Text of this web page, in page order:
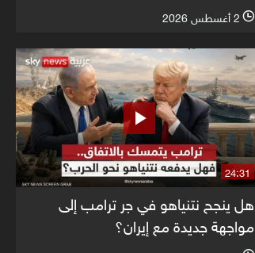
l 2 أغسطس 2026
24:31
هل ينجح نتنياهو في جر ترامب إلى
مواجهة جديدة مع إيران؟